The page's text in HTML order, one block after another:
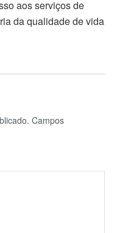
aos serviços de
da qualidade de vida
Campos